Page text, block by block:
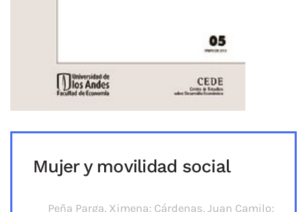
Mujer y movilidad social
Peña Parga, Ximena; Cárdenas, Juan Camilo;